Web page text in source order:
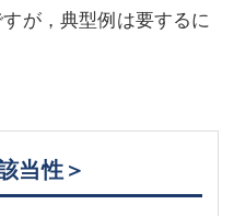
が，典型例は要するに
当性＞